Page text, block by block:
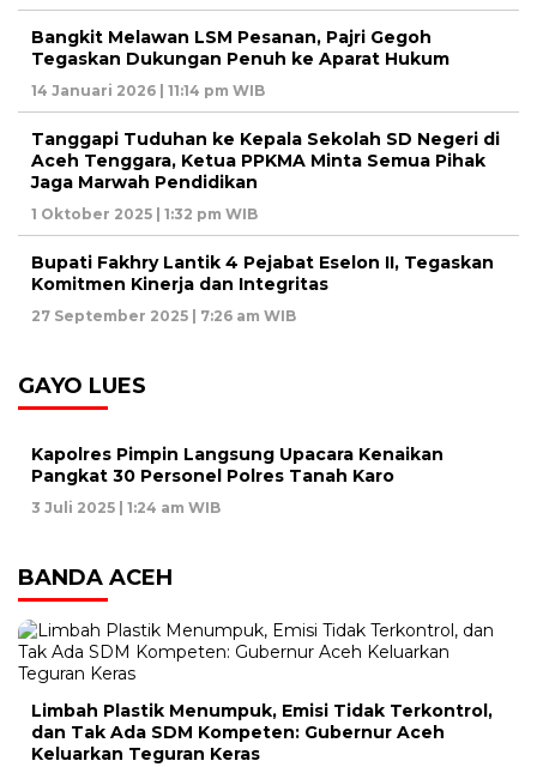
Bangkit Melawan LSM Pesanan, Pajri Gegoh
Tegaskan Dukungan Penuh ke Aparat Hukum
14 Januari 2026 | 11:14 pm WIB
Tanggapi Tuduhan ke Kepala Sekolah SD Negeri di
Aceh Tenggara, Ketua PPKMA Minta Semua Pihak
Jaga Marwah Pendidikan
1 Oktober 2025 | 1:32 pm WIB
Bupati Fakhry Lantik 4 Pejabat Eselon II, Tegaskan
Komitmen Kinerja dan Integritas
27 September 2025 | 7:26 am WIB
GAYO LUES
Kapolres Pimpin Langsung Upacara Kenaikan
Pangkat 30 Personel Polres Tanah Karo
3 Juli 2025 | 1:24 am WIB
BANDA ACEH
Limbah Plastik Menumpuk, Emisi Tidak Terkontrol,
dan Tak Ada SDM Kompeten: Gubernur Aceh
Keluarkan Teguran Keras